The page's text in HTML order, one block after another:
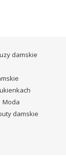
damskie
Moda
damskie